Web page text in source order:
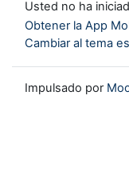
Usted no ha
Obtener la App
Cambiar al tema
Impulsado por